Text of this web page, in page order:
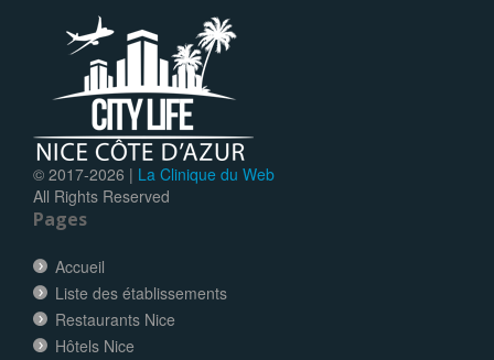
© 2017-2026 | La Clinique du Web
All Rights Reserved
Pages
Accueil
Liste des établissements
Restaurants Nice
Hôtels Nice